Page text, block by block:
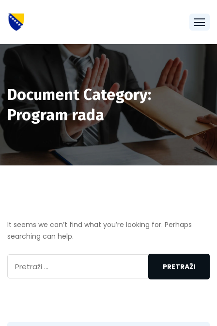
Document Category:
Program rada
It seems we can’t find what you’re looking for. Perhaps
searching can help.